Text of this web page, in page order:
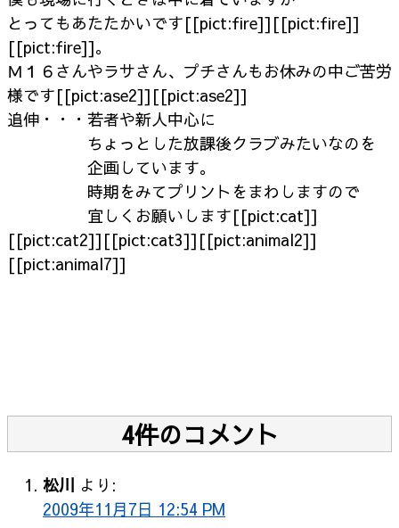
とってもあたたかいです[[pict:fire]][[pict:fire]]
[[pict:fire]]。
Ｍ１６さんやラサさん、プチさんもお休みの中ご苦労
様です[[pict:ase2]][[pict:ase2]]
追伸・・・若者や新人中心に
ちょっとした放課後クラブみたいなのを
企画しています。
時期をみてプリントをまわしますので
宜しくお願いします[[pict:cat]]
[[pict:cat2]][[pict:cat3]][[pict:animal2]]
[[pict:animal7]]
4件のコメント
松川 より:
2009年11月7日 12:54 PM